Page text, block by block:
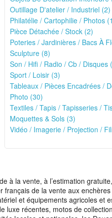
Outillage D'atelier / Industriel (2)
Philatélie / Cartophilie / Photos
Pièce Détachée / Stock (2)
Poteries / Jardinières / Bacs À
Sculpture (8)
Son / Hifi / Radio / Cb / Disques
Sport / Loisir (3)
Tableaux / Pièces Encadrées /
Photo (30)
Textiles / Tapis / Tapisseries /
Moquettes & Sols (3)
Vidéo / Imagerie / Projection /
à la vente, à l’estimation
français de la vente aux
et équipements agricoles et
luxe récentes, motos de